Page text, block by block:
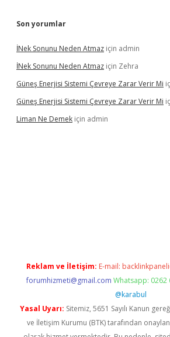
Son yorumlar
İNek Sonunu Neden Atmaz için admin
İNek Sonunu Neden Atmaz için Zehra
Güneş Enerjisi Sistemi Çevreye Zarar Verir Mi
Güneş Enerjisi Sistemi Çevreye Zarar Verir Mi
Liman Ne Demek için admin
Reklam ve İletişim: E-mail:
forumhizmeti@gmail.com Whatsapp: 0262
@karabul
Yasal Uyarı: Sitemiz, 5651 Sayılı Kanun
ve İletişim Kurumu (BTK) tarafından